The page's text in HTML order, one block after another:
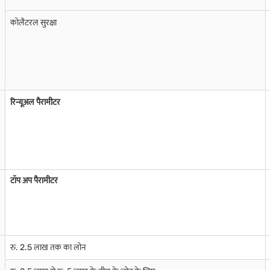
रिटर्न टैक्स (ITR) में रिपोर्ट किया जाना चाहिए.
हैं.सोवरेन गोल्ड बॉन्ड की ब्याज दरइसके आकर्षण को और बढ़ाती है.
वह इन्वेस्टर इंडेक्सेशन के माध्यम से टैक्स लाभ का लाभ उठा सकते हैं, जिससे टैक्स योग्य पूंजी
नहीं लगता है, कोई DST (सोरस पर टैक्स कटौती) नहीं है, जो निवेशक की रिपोर्ट करने और
कोलैटरल सुरक्षा
रिन्यूअल पैरामीटर
टॉप अप पैरामीटर
रु. 2.5 लाख तक का लोन